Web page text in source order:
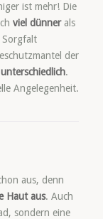
ist mehr! Die
viel dünnerals
Sorgfalt
der
.
Angelegenheit.
aus, denn
Haut aus. Auch
sondern eine